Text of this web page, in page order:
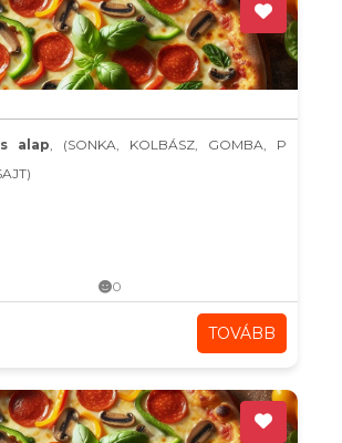
alap, (SONKA, KOLBÁSZ, GOMBA, P
0
TOVÁBB